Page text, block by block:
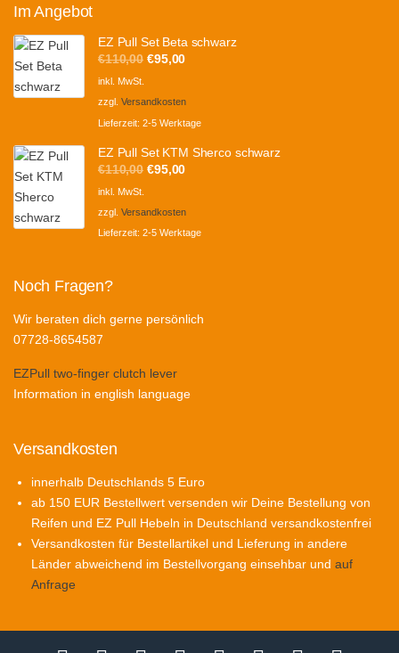
Im Angebot
EZ Pull Set Beta schwarz
€110,00 Ursprünglicher
war:
€110,00
€95,00Aktueller
ist:
€95,00.
inkl. MwSt.
zzgl. Versandkosten
Lieferzeit: 2-5 Werktage
EZ Pull Set KTM Sherco schwarz
€110,00 Ursprünglicher
war:
€110,00
€95,00Aktueller
ist:
€95,00.
inkl. MwSt.
zzgl. Versandkosten
Lieferzeit: 2-5 Werktage
Noch Fragen?
Wir beraten dich gerne persönlich
07728-8654587
EZPull two-finger clutch lever
Information in english language
Versandkosten
innerhalb Deutschlands 5 Euro
ab 150 EUR Bestellwert versenden wir Deine Bestellung von
Reifen und EZ Pull Hebeln in Deutschland versandkostenfrei
Versandkosten für Bestellartikel und Lieferung in andere
Länder abweichend im Bestellvorgang einsehbar und auf
Anfrage